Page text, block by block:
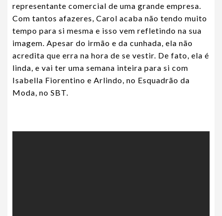
representante comercial de uma grande empresa.
Com tantos afazeres, Carol acaba não tendo muito
tempo para si mesma e isso vem refletindo na sua
imagem. Apesar do irmão e da cunhada, ela não
acredita que erra na hora de se vestir. De fato, ela é
linda, e vai ter uma semana inteira para si com
Isabella Fiorentino e Arlindo, no Esquadrão da
Moda, no SBT.